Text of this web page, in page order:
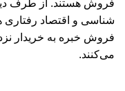
فروش هستند. از طرف
شناسی و اقتصاد
فروش خبره به خریدار
می‌کنند.